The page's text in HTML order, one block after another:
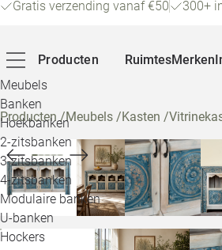
Gratis verzending vanaf €50 300+
Producten
Meubels
Banken
Hoekbanken
2-zitsbanken
3-zitsbanken
4-zitsbanken
Modulaire banken
U-banken
Hockers
RuimtesMerken
Producten/Meubels /Kasten /